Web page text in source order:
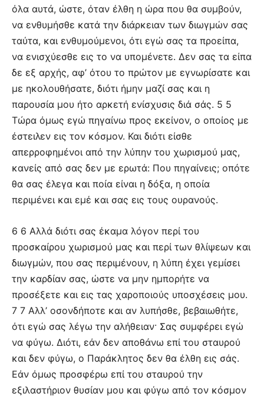
όλα αυτά, ώστε, όταν έλθη η ώρα που θα συμβούν,
να ενθυμήσθε κατά την διάρκειαν των διωγμών σας
ταύτα, και ενθυμούμενοι, ότι εγώ σας τα προείπα,
να ενισχύεσθε εις το να υπομένετε. Δεν σας τα είπα
δε εξ αρχής, αφ’ ότου το πρώτον με εγνωρίσατε και
με ηκολουθήσατε, διότι ήμην μαζί σας και η
παρουσία μου ήτο αρκετή ενίσχυσις διά σάς. 5 5
Τώρα όμως εγώ πηγαίνω προς εκείνον, ο οποίος με
έστειλεν εις τον κόσμον. Και διότι είσθε
απερροφημένοι από την λύπην του χωρισμού μας,
κανείς από σας δεν με ερωτά: Που πηγαίνεις; οπότε
θα σας έλεγα και ποία είναι η δόξα, η οποία
περιμένει και εμέ και σας εις τους ουρανούς.
6 6 Αλλά διότι σας έκαμα λόγον περί του
προσκαίρου χωρισμού μας και περί των θλίψεων και
διωγμών, που σας περιμένουν, η λύπη έχει γεμίσει
την καρδίαν σας, ώστε να μην ημπορήτε να
προσέξετε και εις τας χαροποιούς υποσχέσεις μου.
7 7 Αλλ’ οσονδήποτε και αν λυπήσθε, βεβαιωθήτε,
ότι εγώ σας λέγω την αλήθειαν· Σας συμφέρει εγώ
να φύγω. Διότι, εάν δεν αποθάνω επί του σταυρού
και δεν φύγω, ο Παράκλητος δεν θα έλθη εις σάς.
Εάν όμως προσφέρω επί του σταυρού την
εξιλαστήριον θυσίαν μου και φύγω από τον κόσμον